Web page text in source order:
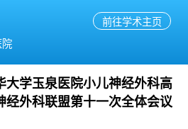
院
前往学术主页
大学玉泉医院小儿神经外科高
经外科联盟第十一次全体会议